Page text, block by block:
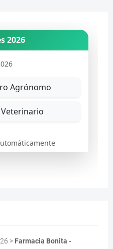
> Farmacia Bonita -